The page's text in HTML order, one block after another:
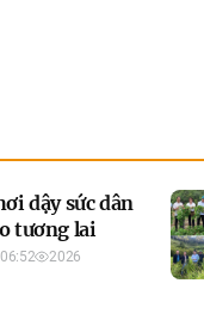
dậy sức dân
tương lai
2026